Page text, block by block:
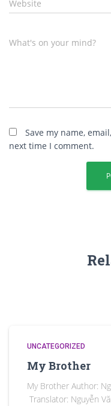
Website
What's on your mind?
Save my name,
next time I comment.
UNCATEGORIZED
My Brother
My Brother Author:
Translator: Nguyễn